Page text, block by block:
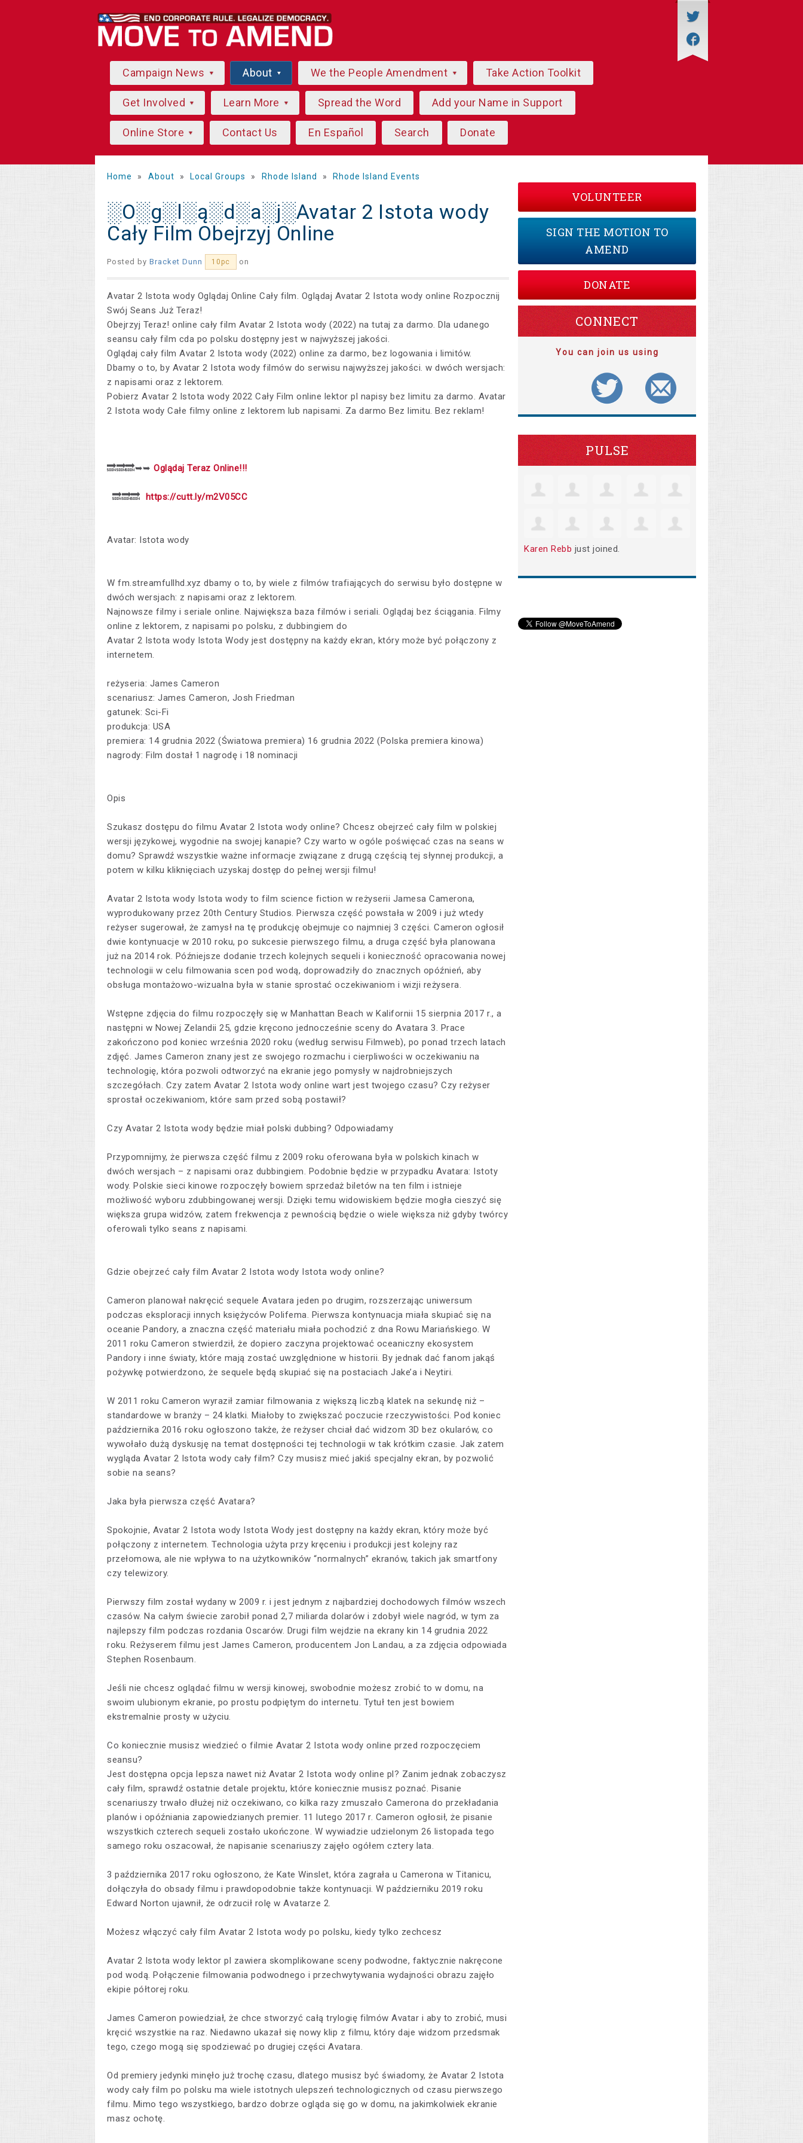
Campaign News About We the People Amendment Take Action Toolkit
Get Involved Learn More Spread the Word Add your Name in Support
Online Store Contact Us En Español Search Donate
Home » About » Local Groups » Rhode Island » Rhode Island Events
░O░g░l░ą░d░a░j░Avatar 2 Istota wody
Cały Film Obejrzyj Online
Posted by Bracket Dunn 10pc on
Avatar 2 Istota wody Oglądaj Online Cały film. Oglądaj Avatar 2 Istota wody online Rozpocznij
Swój Seans Już Teraz!
Obejrzyj Teraz! online cały film Avatar 2 Istota wody (2022) na tutaj za darmo. Dla udanego
seansu cały film cda po polsku dostępny jest w najwyższej jakości.
Oglądaj cały film Avatar 2 Istota wody (2022) online za darmo, bez logowania i limitów.
Dbamy o to, by Avatar 2 Istota wody filmów do serwisu najwyższej jakości. w dwóch wersjach:
z napisami oraz z lektorem.
Pobierz Avatar 2 Istota wody 2022 Cały Film online lektor pl napisy bez limitu za darmo. Avatar
2 Istota wody Całe filmy online z lektorem lub napisami. Za darmo Bez limitu. Bez reklam!
🔜🔜🔜➥➥ Oglądaj Teraz Online!!!
🔜🔜🔜 https://cutt.ly/m2V05CC
Avatar: Istota wody
W fm.streamfullhd.xyz dbamy o to, by wiele z filmów trafiających do serwisu było dostępne w
dwóch wersjach: z napisami oraz z lektorem.
Najnowsze filmy i seriale online. Największa baza filmów i seriali. Oglądaj bez ściągania. Filmy
online z lektorem, z napisami po polsku, z dubbingiem do
Avatar 2 Istota wody Istota Wody jest dostępny na każdy ekran, który może być połączony z
internetem.
reżyseria: James Cameron
scenariusz: James Cameron, Josh Friedman
gatunek: Sci-Fi
produkcja: USA
premiera: 14 grudnia 2022 (Światowa premiera) 16 grudnia 2022 (Polska premiera kinowa)
nagrody: Film dostał 1 nagrodę i 18 nominacji
Opis
Szukasz dostępu do filmu Avatar 2 Istota wody online? Chcesz obejrzeć cały film w polskiej
wersji językowej, wygodnie na swojej kanapie? Czy warto w ogóle poświęcać czas na seans w
domu? Sprawdź wszystkie ważne informacje związane z drugą częścią tej słynnej produkcji, a
potem w kilku kliknięciach uzyskaj dostęp do pełnej wersji filmu!
Avatar 2 Istota wody Istota wody to film science fiction w reżyserii Jamesa Camerona,
wyprodukowany przez 20th Century Studios. Pierwsza część powstała w 2009 i już wtedy
reżyser sugerował, że zamysł na tę produkcję obejmuje co najmniej 3 części. Cameron ogłosił
dwie kontynuacje w 2010 roku, po sukcesie pierwszego filmu, a druga część była planowana
już na 2014 rok. Późniejsze dodanie trzech kolejnych sequeli i konieczność opracowania nowej
technologii w celu filmowania scen pod wodą, doprowadziły do znacznych opóźnień, aby
obsługa montażowo-wizualna była w stanie sprostać oczekiwaniom i wizji reżysera.
Wstępne zdjęcia do filmu rozpoczęły się w Manhattan Beach w Kalifornii 15 sierpnia 2017 r., a
następni w Nowej Zelandii 25, gdzie kręcono jednocześnie sceny do Avatara 3. Prace
zakończono pod koniec września 2020 roku (według serwisu Filmweb), po ponad trzech latach
zdjęć. James Cameron znany jest ze swojego rozmachu i cierpliwości w oczekiwaniu na
technologię, która pozwoli odtworzyć na ekranie jego pomysły w najdrobniejszych
szczegółach. Czy zatem Avatar 2 Istota wody online wart jest twojego czasu? Czy reżyser
sprostał oczekiwaniom, które sam przed sobą postawił?
Czy Avatar 2 Istota wody będzie miał polski dubbing? Odpowiadamy
Przypomnijmy, że pierwsza część filmu z 2009 roku oferowana była w polskich kinach w
dwóch wersjach – z napisami oraz dubbingiem. Podobnie będzie w przypadku Avatara: Istoty
wody. Polskie sieci kinowe rozpoczęły bowiem sprzedaż biletów na ten film i istnieje
możliwość wyboru zdubbingowanej wersji. Dzięki temu widowiskiem będzie mogła cieszyć się
większa grupa widzów, zatem frekwencja z pewnością będzie o wiele większa niż gdyby twórcy
oferowali tylko seans z napisami.
Gdzie obejrzeć cały film Avatar 2 Istota wody Istota wody online?
Cameron planował nakręcić sequele Avatara jeden po drugim, rozszerzając uniwersum
podczas eksploracji innych księżyców Polifema. Pierwsza kontynuacja miała skupiać się na
oceanie Pandory, a znaczna część materiału miała pochodzić z dna Rowu Mariańskiego. W
2011 roku Cameron stwierdził, że dopiero zaczyna projektować oceaniczny ekosystem
Pandory i inne światy, które mają zostać uwzględnione w historii. By jednak dać fanom jakąś
pożywkę potwierdzono, że sequele będą skupiać się na postaciach Jake’a i Neytiri.
W 2011 roku Cameron wyraził zamiar filmowania z większą liczbą klatek na sekundę niż –
standardowe w branży – 24 klatki. Miałoby to zwiększać poczucie rzeczywistości. Pod koniec
października 2016 roku ogłoszono także, że reżyser chciał dać widzom 3D bez okularów, co
wywołało dużą dyskusję na temat dostępności tej technologii w tak krótkim czasie. Jak zatem
wygląda Avatar 2 Istota wody cały film? Czy musisz mieć jakiś specjalny ekran, by pozwolić
sobie na seans?
Jaka była pierwsza część Avatara?
Spokojnie, Avatar 2 Istota wody Istota Wody jest dostępny na każdy ekran, który może być
połączony z internetem. Technologia użyta przy kręceniu i produkcji jest kolejny raz
przełomowa, ale nie wpływa to na użytkowników “normalnych” ekranów, takich jak smartfony
czy telewizory.
Pierwszy film został wydany w 2009 r. i jest jednym z najbardziej dochodowych filmów wszech
czasów. Na całym świecie zarobił ponad 2,7 miliarda dolarów i zdobył wiele nagród, w tym za
najlepszy film podczas rozdania Oscarów. Drugi film wejdzie na ekrany kin 14 grudnia 2022
roku. Reżyserem filmu jest James Cameron, producentem Jon Landau, a za zdjęcia odpowiada
Stephen Rosenbaum.
Jeśli nie chcesz oglądać filmu w wersji kinowej, swobodnie możesz zrobić to w domu, na
swoim ulubionym ekranie, po prostu podpiętym do internetu. Tytuł ten jest bowiem
ekstremalnie prosty w użyciu.
Co koniecznie musisz wiedzieć o filmie Avatar 2 Istota wody online przed rozpoczęciem
seansu?
Jest dostępna opcja lepsza nawet niż Avatar 2 Istota wody online pl? Zanim jednak zobaczysz
cały film, sprawdź ostatnie detale projektu, które koniecznie musisz poznać. Pisanie
scenariuszy trwało dłużej niż oczekiwano, co kilka razy zmuszało Camerona do przekładania
planów i opóźniania zapowiedzianych premier. 11 lutego 2017 r. Cameron ogłosił, że pisanie
wszystkich czterech sequeli zostało ukończone. W wywiadzie udzielonym 26 listopada tego
samego roku oszacował, że napisanie scenariuszy zajęło ogółem cztery lata.
3 października 2017 roku ogłoszono, że Kate Winslet, która zagrała u Camerona w Titanicu,
dołączyła do obsady filmu i prawdopodobnie także kontynuacji. W październiku 2019 roku
Edward Norton ujawnił, że odrzucił rolę w Avatarze 2.
Możesz włączyć cały film Avatar 2 Istota wody po polsku, kiedy tylko zechcesz
Avatar 2 Istota wody lektor pl zawiera skomplikowane sceny podwodne, faktycznie nakręcone
pod wodą. Połączenie filmowania podwodnego i przechwytywania wydajności obrazu zajęło
ekipie półtorej roku.
James Cameron powiedział, że chce stworzyć całą trylogię filmów Avatar i aby to zrobić, musi
kręcić wszystkie na raz. Niedawno ukazał się nowy klip z filmu, który daje widzom przedsmak
tego, czego mogą się spodziewać po drugiej części Avatara.
Od premiery jedynki minęło już trochę czasu, dlatego musisz być świadomy, że Avatar 2 Istota
wody cały film po polsku ma wiele istotnych ulepszeń technologicznych od czasu pierwszego
filmu. Mimo tego wszystkiego, bardzo dobrze ogląda się go w domu, na jakimkolwiek ekranie
masz ochotę.
VOLUNTEER
SIGN THE MOTION TO
AMEND
DONATE
CONNECT
You can join us using
PULSE
Karen Rebb just joined.